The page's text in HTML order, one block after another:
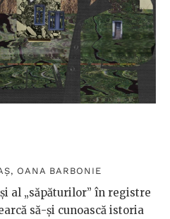
, OANA BARBONIE
al „săpăturilor” în registre
să-și cunoască istoria